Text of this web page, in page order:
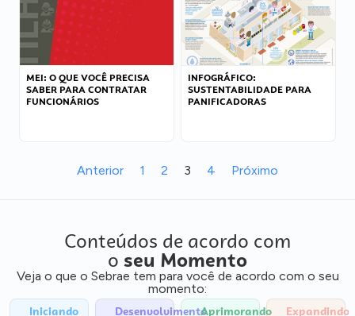
MEI: O QUE VOCÊ PRECISA
SABER PARA CONTRATAR
FUNCIONÁRIOS
INFOGRÁFICO:
SUSTENTABILIDADE PARA
PANIFICADORAS
Anterior 1 2 3 4 Próximo
Conteúdos de acordo com
o seu Momento
Veja o que o Sebrae tem para você de acordo com o seu
momento:
Iniciando DesenvolvimentoAprimorando Expandindo